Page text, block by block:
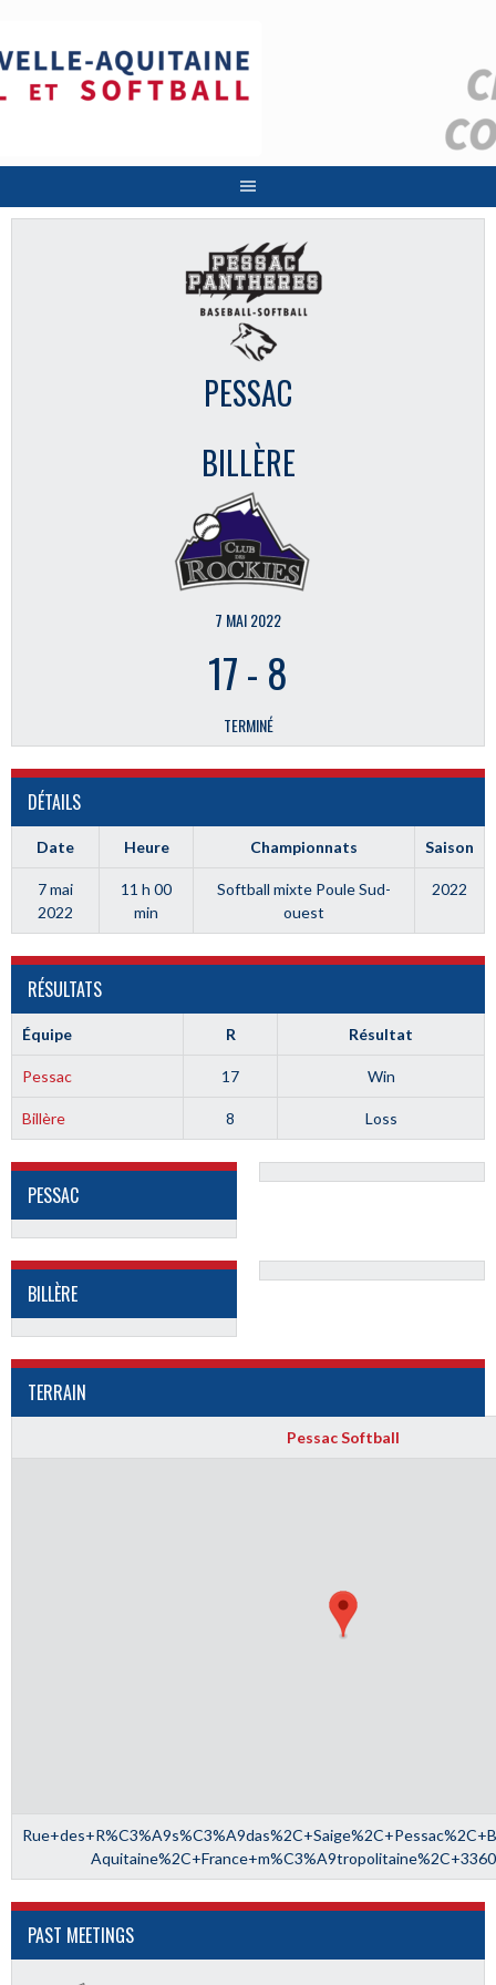
contenu
PESSAC
BILLÈRE
7 MAI 2022
17- 8
TERMINÉ
DÉTAILS
Date Heure Championnats Saison
7 mai
2022
11 h 00
min
Softball mixte Poule Sud-
ouest
2022
RÉSULTATS
Équipe R Résultat
Pessac 17 Win
Billère 8 Loss
PESSAC
BILLÈRE
TERRAIN
Pessac Softball
PAST MEETINGS